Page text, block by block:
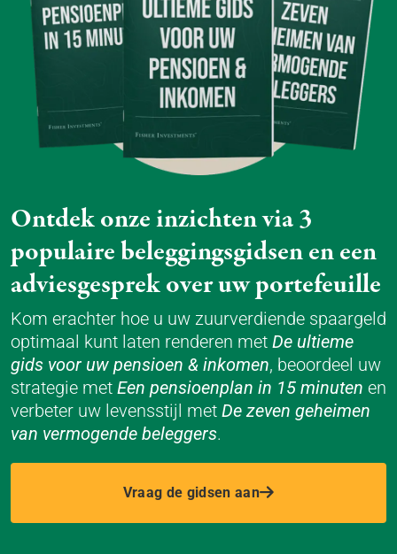
Ontdek onze inzichten via 3
populaire beleggingsgidsen en een
adviesgesprek over uw portefeuille
Kom erachter hoe u uw zuurverdiende spaargeld
optimaal kunt laten renderen met De ultieme
gids voor uw pensioen & inkomen, beoordeel uw
strategie met Een pensioenplan in 15 minuten en
verbeter uw levensstijl met De zeven geheimen
van vermogende beleggers.
Vraag de gidsen aan